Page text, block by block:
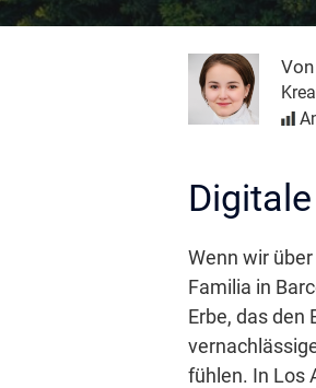
Wenn wir
Familia in
Erbe, das
fühlen. In Los